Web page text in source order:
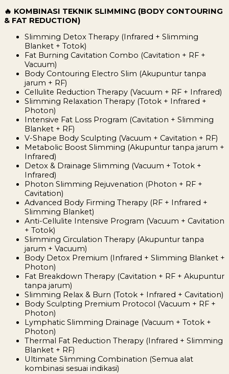
🔥 KOMBINASI TEKNIK SLIMMING (BODY CONTOURING
& FAT REDUCTION)
Slimming Detox Therapy (Infrared + Slimming
Blanket + Totok)
Fat Burning Cavitation Combo (Cavitation + RF +
Vacuum)
Body Contouring Electro Slim (Akupuntur tanpa
jarum + RF)
Cellulite Reduction Therapy (Vacuum + RF + Infrared)
Slimming Relaxation Therapy (Totok + Infrared +
Photon)
Intensive Fat Loss Program (Cavitation + Slimming
Blanket + RF)
V-Shape Body Sculpting (Vacuum + Cavitation + RF)
Metabolic Boost Slimming (Akupuntur tanpa jarum +
Infrared)
Detox & Drainage Slimming (Vacuum + Totok +
Infrared)
Photon Slimming Rejuvenation (Photon + RF +
Cavitation)
Advanced Body Firming Therapy (RF + Infrared +
Slimming Blanket)
Anti-Cellulite Intensive Program (Vacuum + Cavitation
+ Totok)
Slimming Circulation Therapy (Akupuntur tanpa
jarum + Vacuum)
Body Detox Premium (Infrared + Slimming Blanket +
Photon)
Fat Breakdown Therapy (Cavitation + RF + Akupuntur
tanpa jarum)
Slimming Relax & Burn (Totok + Infrared + Cavitation)
Body Sculpting Premium Protocol (Vacuum + RF +
Photon)
Lymphatic Slimming Drainage (Vacuum + Totok +
Photon)
Thermal Fat Reduction Therapy (Infrared + Slimming
Blanket + RF)
Ultimate Slimming Combination (Semua alat
kombinasi sesuai indikasi)